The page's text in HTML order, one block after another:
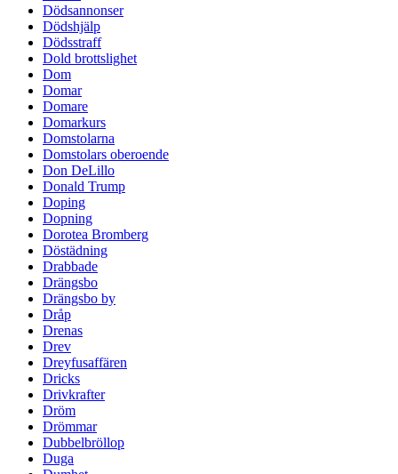
Dödsannonser
Dödshjälp
Dödsstraff
Dold brottslighet
Dom
Domar
Domare
Domarkurs
Domstolarna
Domstolars oberoende
Don DeLillo
Donald Trump
Doping
Dopning
Dorotea Bromberg
Döstädning
Drabbade
Drängsbo
Drängsbo by
Dråp
Drenas
Drev
Dreyfusaffären
Dricks
Drivkrafter
Dröm
Drömmar
Dubbelbröllop
Duga